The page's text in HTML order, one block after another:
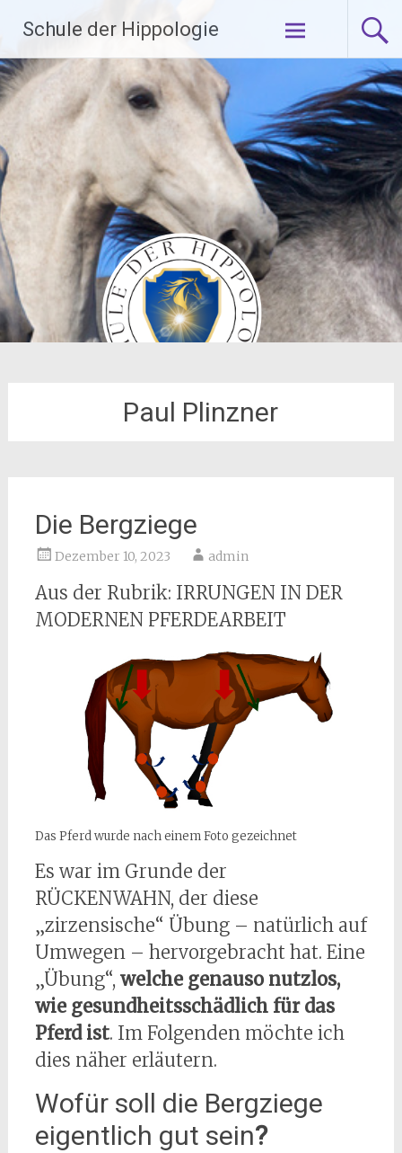
Inhalt
springen
Schule der Hippologie
Paul Plinzner
Die Bergziege
Dezember 10, 2023 admin
Aus der Rubrik: IRRUNGEN IN DER
MODERNEN PFERDEARBEIT
Das Pferd wurde nach einem Foto gezeichnet
Es war im Grunde der
RÜCKENWAHN, der diese
„zirzensische“ Übung – natürlich auf
Umwegen – hervorgebracht hat. Eine
„Übung“, welche genauso nutzlos,
wie gesundheitsschädlich für das
Pferd ist. Im Folgenden möchte ich
dies näher erläutern.
Wofür soll die Bergziege
eigentlich gut sein?